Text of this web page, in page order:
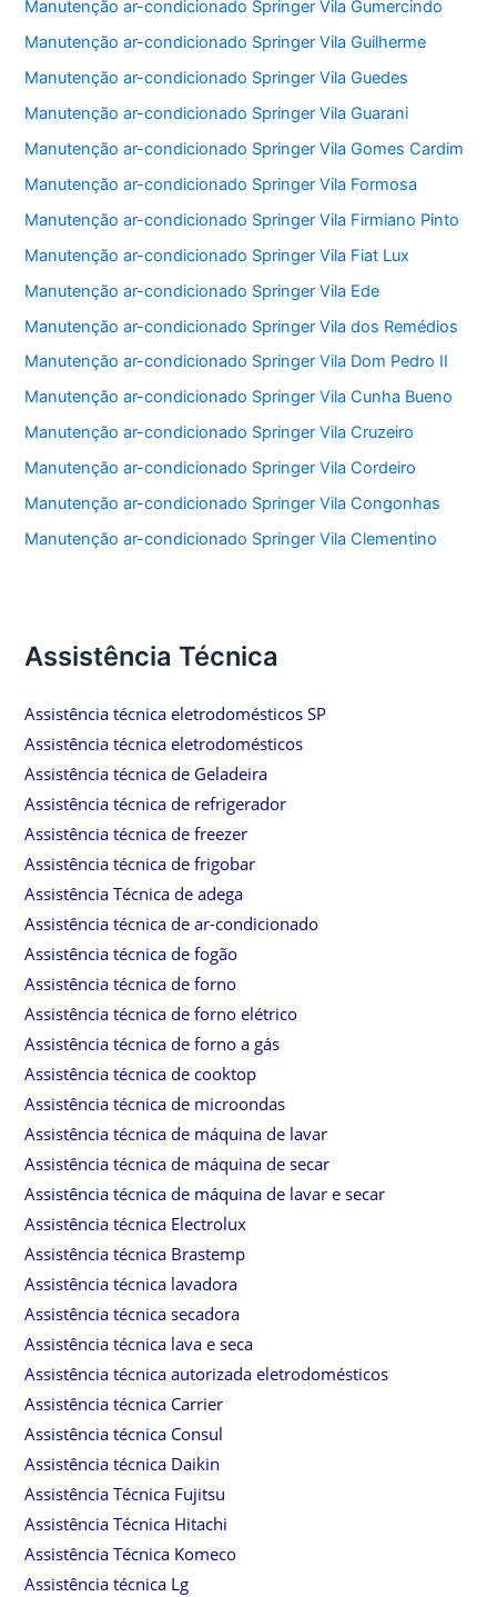
Manutenção ar-condicionado Springer Vila Gumercindo
Manutenção ar-condicionado Springer Vila Guilherme
Manutenção ar-condicionado Springer Vila Guedes
Manutenção ar-condicionado Springer Vila Guarani
Manutenção ar-condicionado Springer Vila Gomes Cardim
Manutenção ar-condicionado Springer Vila Formosa
Manutenção ar-condicionado Springer Vila Firmiano Pinto
Manutenção ar-condicionado Springer Vila Fiat Lux
Manutenção ar-condicionado Springer Vila Ede
Manutenção ar-condicionado Springer Vila dos Remédios
Manutenção ar-condicionado Springer Vila Dom Pedro II
Manutenção ar-condicionado Springer Vila Cunha Bueno
Manutenção ar-condicionado Springer Vila Cruzeiro
Manutenção ar-condicionado Springer Vila Cordeiro
Manutenção ar-condicionado Springer Vila Congonhas
Manutenção ar-condicionado Springer Vila Clementino
Assistência Técnica
Assistência técnica eletrodomésticos SP
Assistência técnica eletrodomésticos
Assistência técnica de Geladeira
Assistência técnica de refrigerador
Assistência técnica de freezer
Assistência técnica de frigobar
Assistência Técnica de adega
Assistência técnica de ar-condicionado
Assistência técnica de fogão
Assistência técnica de forno
Assistência técnica de forno elétrico
Assistência técnica de forno a gás
Assistência técnica de cooktop
Assistência técnica de microondas
Assistência técnica de máquina de lavar
Assistência técnica de máquina de secar
Assistência técnica de máquina de lavar e secar
Assistência técnica Electrolux
Assistência técnica Brastemp
Assistência técnica lavadora
Assistência técnica secadora
Assistência técnica lava e seca
Assistência técnica autorizada eletrodomésticos
Assistência técnica Carrier
Assistência técnica Consul
Assistência técnica Daikin
Assistência Técnica Fujitsu
Assistência Técnica Hitachi
Assistência Técnica Komeco
Assistência técnica Lg